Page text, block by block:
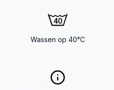
Wassen op 40°C